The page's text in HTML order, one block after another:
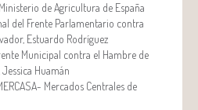
de Agricultura de España
del Frente Parlamentario contra
Estuardo Rodríguez
Municipal contra el Hambre de
Huamán
Mercados Centrales de